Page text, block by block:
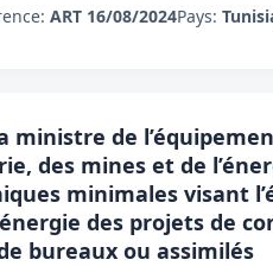
ART 16/08/2024Pays:
ministre de
des mines et de
minimales visant
des projets de
bureaux ou assimilés